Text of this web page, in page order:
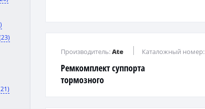
Ремкомплект суппорта
тормозного
Производитель:Ate Каталожный номер: